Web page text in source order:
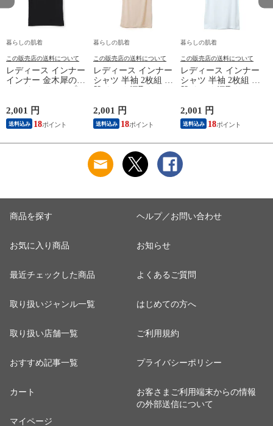
暮らしの肌着
この販売店の送料について
レディース インナー
インナー 金木犀のめ
っとり 保湿 ストレ
ッチ ボタニカル タ
ンクトップ 秋冬 お
2,001 円
送料込み 18
暮らしの肌着
この販売店の送料について
レディース インナー
シャツ 半袖 2枚組 素
り インナーシャツ
パッド付き 春夏 汗
染み 防止 汗 対策 綿
ット工業 S5022B-RT
涼しい 肌着
2,001 円
送料込み 18
暮らしの肌着
この販売店の送料について
レディース インナー
シャツ 半袖 2枚組 素
り インナーシャツ
パッド付き 春夏 汗
染み 防止 汗 対策 綿
ット工業 S5022B-RT
涼しい 肌着
2,001 円
送料込み 18
商品を探す
お気に入り商品
最近チェックした商品
取り扱いジャンル一覧
取り扱い店舗一覧
おすすめ記事一覧
カート
マイページ
ヘルプ／お問い合わせ
お知らせ
よくあるご質問
はじめての方へ
ご利用規約
プライバシーポリシー
お客さまご利用端末からの情報
の外部送信について